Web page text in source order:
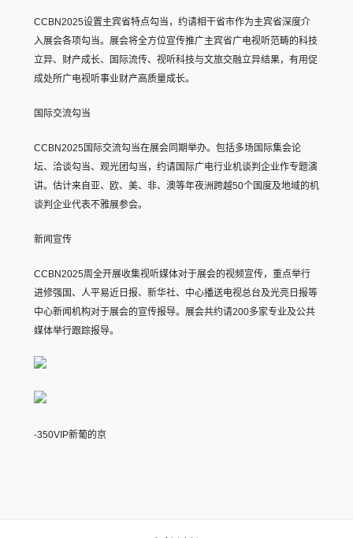
CCBN2025设置主宾省特点勾当，约请相干省市作为主宾省深度介
入展会各项勾当。展会将全方位宣传推广主宾省广电视听范畴的科技
立异、财产成长、国际流传、视听科技与文旅交融立异结果，有用促
成处所广电视听事业财产高质量成长。
国际交流勾当
CCBN2025国际交流勾当在展会同期举办。包括多场国际集会论
坛、洽谈勾当、观光团勾当，约请国际广电行业机谈判企业作专题演
讲。估计来自亚、欧、美、非、澳等年夜洲跨越50个国度及地域的机
谈判企业代表不雅展参会。
新闻宣传
CCBN2025周全开展收集视听媒体对于展会的视频宣传，重点举行
进修强国、人平易近日报、新华社、中心播送电视总台及光亮日报等
中心新闻机构对于展会的宣传报导。展会共约请200多家专业及公共
媒体举行跟踪报导。
-350VIP新葡的京